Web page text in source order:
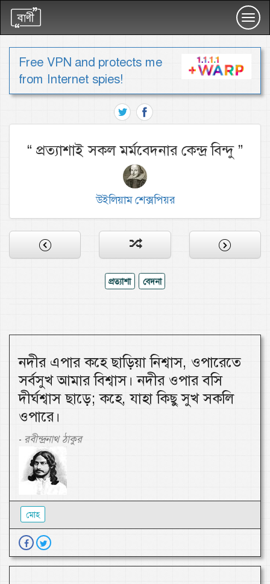
Free VPN and protects me
from Internet spies!
“ প্রত্যাশাই সকল মর্মবেদনার কেন্দ্র বিন্দু”
উইলিয়াম শেক্সপিয়র
প্রত্যাশা বেদনা
নদীর এপার কহে ছাড়িয়া নিশ্বাস, ওপারেতে
সর্বসুখ আমার বিশ্বাস। নদীর ওপার বসি
দীর্ঘশ্বাস ছাড়ে; কহে, যাহা কিছু সুখ সকলি
ওপারে।
- রবীন্দ্রনাথ ঠাকুর
মোহ